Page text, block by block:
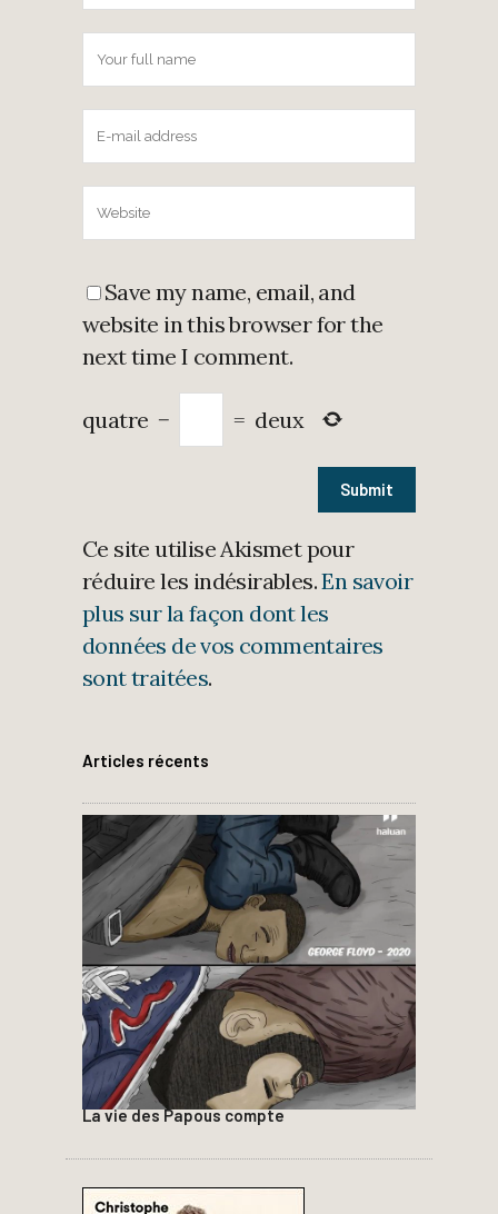
Save my name, email, and
website in this browser for the
next time I comment.
quatre − = deux
Ce site utilise Akismet pour
réduire les indésirables.En savoir
plus sur la façon dont les
données de vos commentaires
sont traitées.
Articles récents
La vie des Papous compte